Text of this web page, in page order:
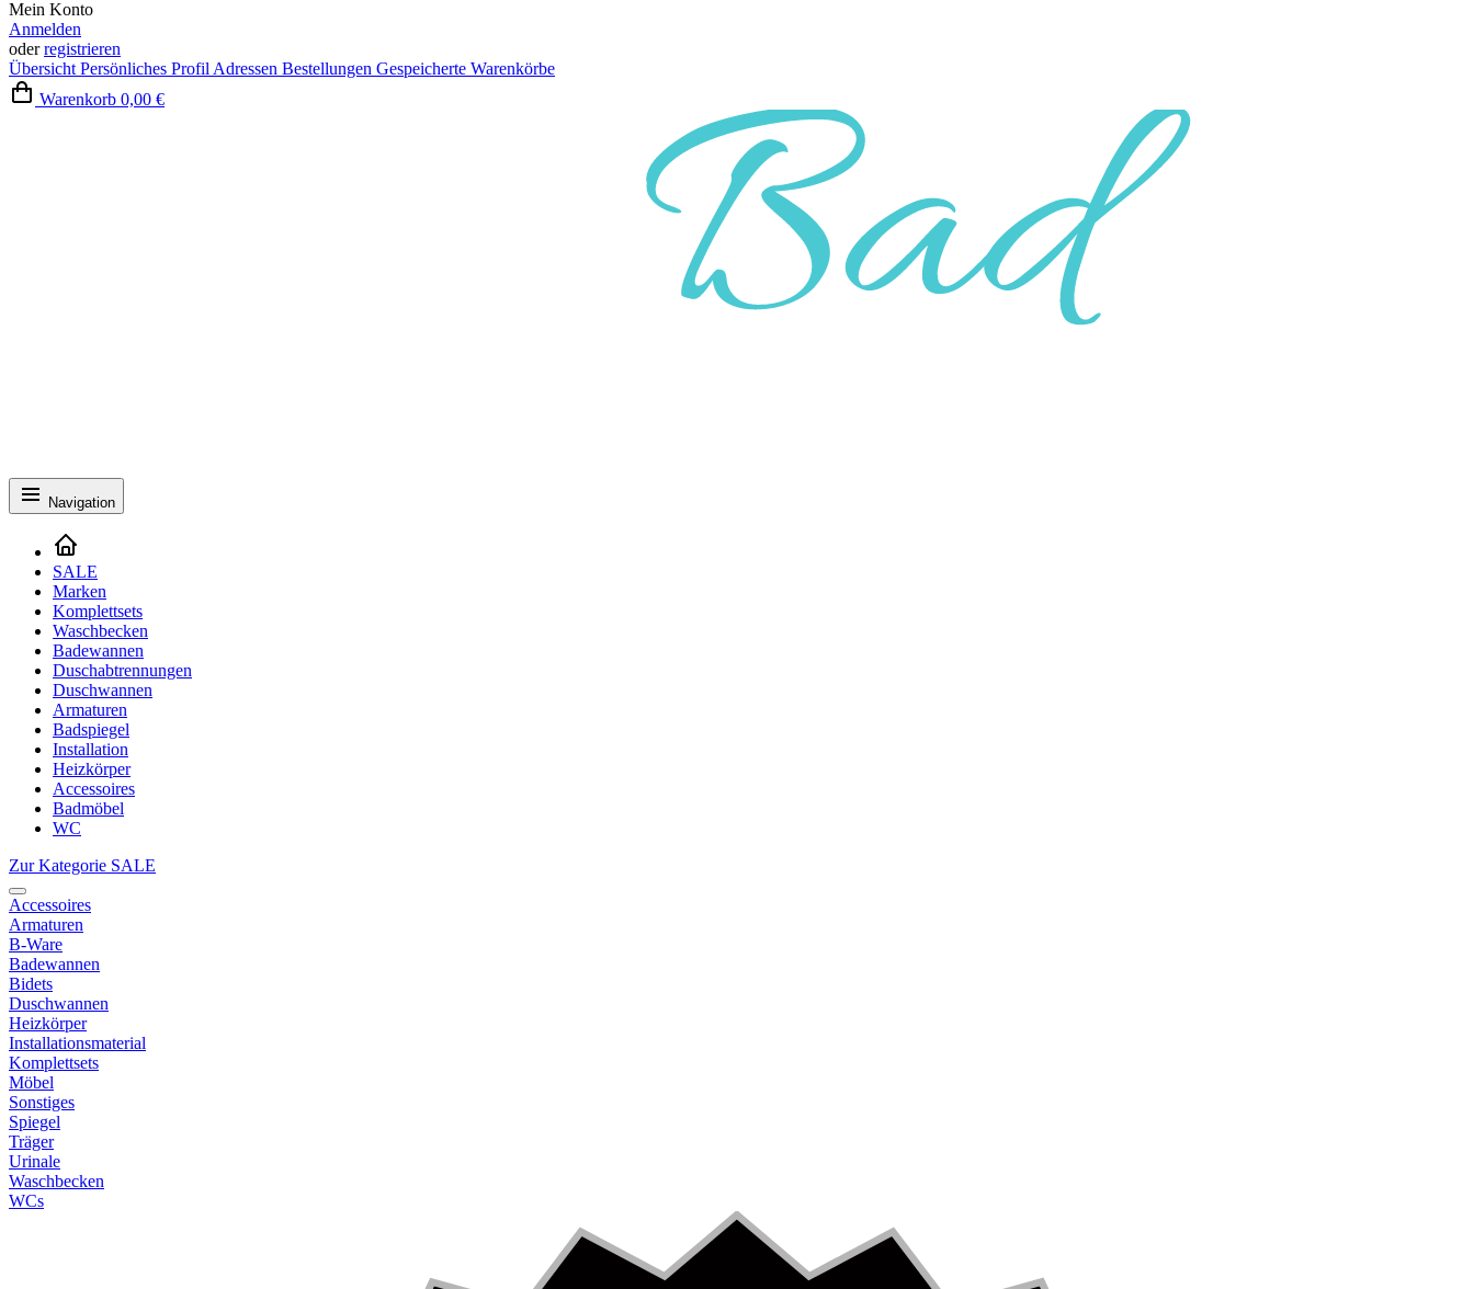
Mein Konto
Anmelden
oderregistrieren
Übersicht Persönliches Profil Adressen Bestellungen Gespeicherte Warenkörbe
Warenkorb 0,00 €
Navigation
SALE
Marken
Komplettsets
Waschbecken
Badewannen
Duschabtrennungen
Duschwannen
Armaturen
Badspiegel
Installation
Heizkörper
Accessoires
Badmöbel
WC
Zur Kategorie SALE
Accessoires
Armaturen
B-Ware
Badewannen
Bidets
Duschwannen
Heizkörper
Installationsmaterial
Komplettsets
Möbel
Sonstiges
Spiegel
Träger
Urinale
Waschbecken
WCs